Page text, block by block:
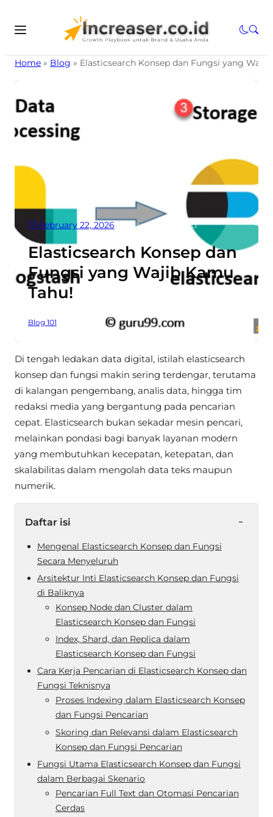
Home » Blog » Elasticsearch Konsep dan Fungsi yang
February 22, 2026 Views• 7 Min read
Elasticsearch Konsep dan
Fungsi yang Wajib Kamu
Tahu!
Blog 101
Di tengah ledakan data digital, istilah elasticsearch
konsep dan fungsi makin sering terdengar, terutama
di kalangan pengembang, analis data, hingga tim
redaksi media yang bergantung pada pencarian
cepat. Elasticsearch bukan sekadar mesin pencari,
melainkan pondasi bagi banyak layanan modern
yang membutuhkan kecepatan, ketepatan, dan
skalabilitas dalam mengolah data teks maupun
numerik.
Daftar isi -
Mengenal Elasticsearch Konsep dan Fungsi
Secara Menyeluruh
Arsitektur Inti Elasticsearch Konsep dan Fungsi
di Baliknya
Konsep Node dan Cluster dalam
Elasticsearch Konsep dan Fungsi
Index, Shard, dan Replica dalam
Elasticsearch Konsep dan Fungsi
Cara Kerja Pencarian di Elasticsearch Konsep dan
Fungsi Teknisnya
Proses Indexing dalam Elasticsearch Konsep
dan Fungsi Pencarian
Skoring dan Relevansi dalam Elasticsearch
Konsep dan Fungsi Pencarian
Fungsi Utama Elasticsearch Konsep dan Fungsi
dalam Berbagai Skenario
Pencarian Full Text dan Otomasi Pencarian
Cerdas